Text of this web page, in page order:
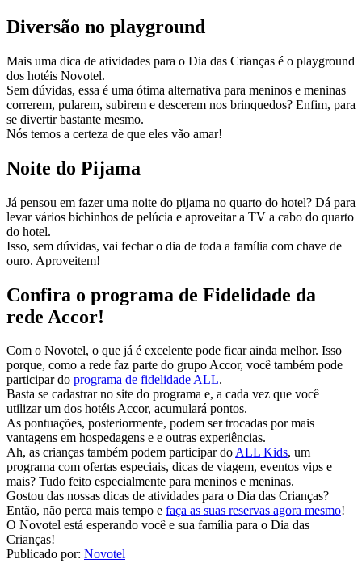
Diversão no playground
Mais uma dica de atividades para o Dia das Crianças é o playground
dos hotéis Novotel.
Sem dúvidas, essa é uma ótima alternativa para meninos e meninas
correrem, pularem, subirem e descerem nos brinquedos? Enfim, para
se divertir bastante mesmo.
Nós temos a certeza de que eles vão amar!
Noite do Pijama
Já pensou em fazer uma noite do pijama no quarto do hotel? Dá para
levar vários bichinhos de pelúcia e aproveitar a TV a cabo do quarto
do hotel.
Isso, sem dúvidas, vai fechar o dia de toda a família com chave de
ouro. Aproveitem!
Confira o programa de Fidelidade da
rede Accor!
Com o Novotel, o que já é excelente pode ficar ainda melhor. Isso
porque, como a rede faz parte do grupo Accor, você também pode
participar do programa de fidelidade ALL.
Basta se cadastrar no site do programa e, a cada vez que você
utilizar um dos hotéis Accor, acumulará pontos.
As pontuações, posteriormente, podem ser trocadas por mais
vantagens em hospedagens e e outras experiências.
Ah, as crianças também podem participar doALL Kids, um
programa com ofertas especiais, dicas de viagem, eventos vips e
mais? Tudo feito especialmente para meninos e meninas.
Gostou das nossas dicas de atividades para o Dia das Crianças?
Então, não perca mais tempo e faça as suas reservas agora mesmo!
O Novotel está esperando você e sua família para o Dia das
Crianças!
Publicado por: Novotel